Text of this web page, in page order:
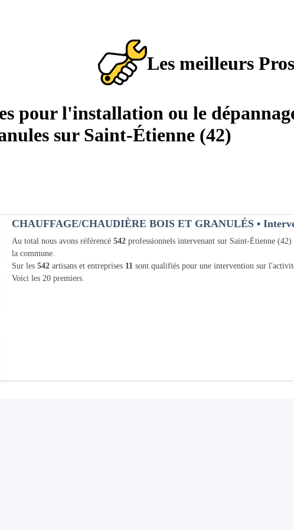
Les meilleurs
pour l'installation ou le
sur Saint-Étienne (42)
CHAUFFAGE/CHAUDIÈRE BOIS ET GRANULÉS •
Au total nous avons référencé 542 professionnels intervenant sur Saint-Étienne (42)
la commune.
Sur les 542 artisans et entreprises 11 sont qualifiés pour une intervention sur
Voici les 20 premiers.